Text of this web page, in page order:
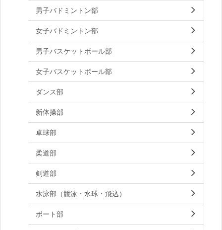
男子バドミントン部
女子バドミントン部
男子バスケットボール部
女子バスケットボール部
ダンス部
新体操部
卓球部
柔道部
剣道部
水泳部（競泳・水球・飛込）
ボート部